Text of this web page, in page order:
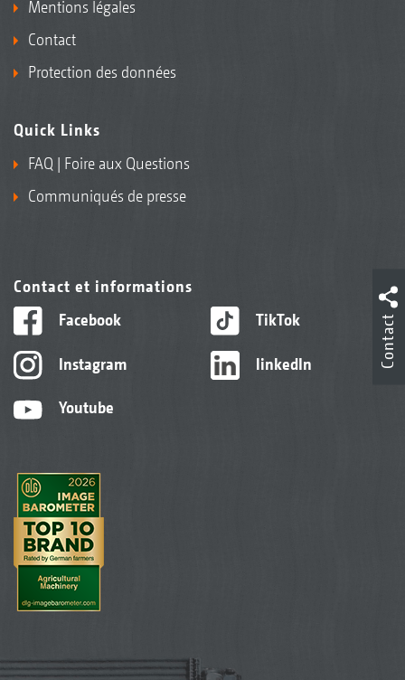
Mentions légales
Contact
Protection des données
Quick Links
FAQ | Foire aux Questions
Communiqués de presse
Contact et informations
Facebook
Instagram
Youtube
TikTok
linkedIn Contact